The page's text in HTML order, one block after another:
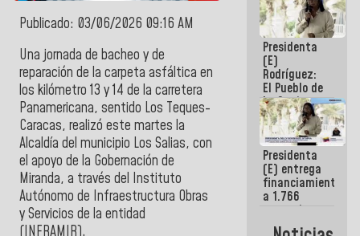
Publicado: 03/06/2026 09:16 AM
Una jornada de bacheo y de
reparación de la carpeta asfáltica en
los kilómetro 13 y 14 de la carretera
Panamericana, sentido Los Teques-
Caracas, realizó este martes la
Alcaldía del municipio Los Salias, con
el apoyo de la Gobernación de
Miranda, a través del Instituto
Autónomo de Infraestructura Obras
y Servicios de la entidad
rehabilitación
de Escuela
Militar de
Mamo en La
Guaira
Presidenta
(E)
Rodríguez:
El Pueblo de
La Guaira
siempre
estará
acompañada
por el
Gobierno
Nacional
Presidenta
(E) entrega
financiamientos
a 1.766
comerciantes